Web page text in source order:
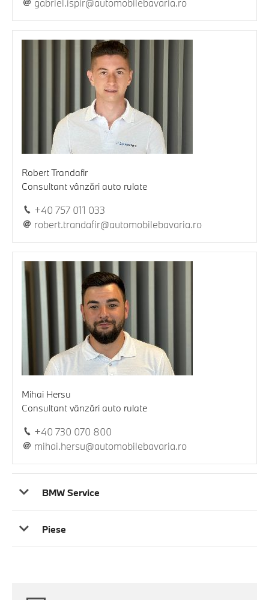
Robert Trandafir
Consultant vânzări auto rulate
+40 757 011 033
robert.trandafir@automobilebavaria.ro
Mihai Hersu
Consultant vânzări auto rulate
+40 730 070 800
mihai.hersu@automobilebavaria.ro
BMW Service
Piese